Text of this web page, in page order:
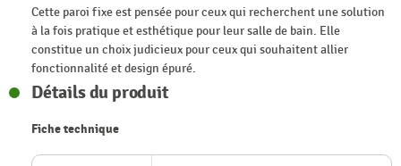
Cette paroi fixe est pensée pour ceux qui recherchent une solution
à la fois pratique et esthétique pour leur salle de bain. Elle
constitue un choix judicieux pour ceux qui souhaitent allier
fonctionnalité et design épuré.
Détails du produit
Fiche technique